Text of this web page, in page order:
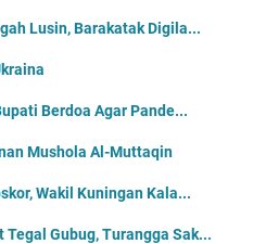
Lusin, Barakatak Digila...
Berdoa Agar Pande...
Mushola Al-Muttaqin
Wakil Kuningan Kala...
Gubug, Turangga Sak...